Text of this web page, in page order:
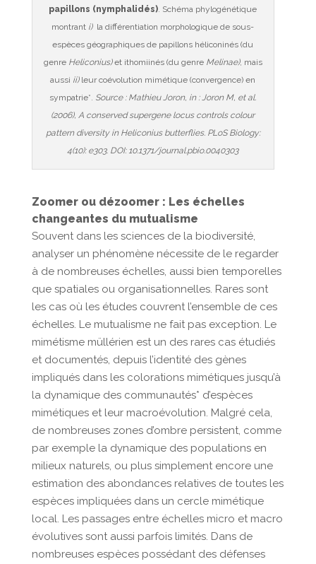
papillons (nymphalidés) . Schéma phylogénétique
montrant i) la différentiation morphologique de sous-
espèces géographiques de papillons héliconinés (du
genre Heliconius)et ithomiinés (du genre Melinae), mais
aussi ii)leur coévolution mimétique (convergence) en
sympatrie*. Source : Mathieu Joron, in : Joron M, et al.
(2006), A conserved supergene locus controls colour
pattern diversity in Heliconius butterflies. PLoS Biology:
4(10): e303. DOI: 10.1371/journal.pbio.0040303
Zoomer ou dézoomer : Les échelles
changeantes du mutualisme
Souvent dans les sciences de la biodiversité,
analyser un phénomène nécessite de le regarder
à de nombreuses échelles, aussi bien temporelles
que spatiales ou organisationnelles. Rares sont
les cas où les études couvrent l’ensemble de ces
échelles. Le mutualisme ne fait pas exception. Le
mimétisme müllérien est un des rares cas étudiés
et documentés, depuis l’identité des gènes
impliqués dans les colorations mimétiques jusqu’à
la dynamique des communautés* d’espèces
mimétiques et leur macroévolution. Malgré cela,
de nombreuses zones d’ombre persistent, comme
par exemple la dynamique des populations en
milieux naturels, ou plus simplement encore une
estimation des abondances relatives de toutes les
espèces impliquées dans un cercle mimétique
local. Les passages entre échelles micro et macro
évolutives sont aussi parfois limités. Dans de
nombreuses espèces possédant des défenses